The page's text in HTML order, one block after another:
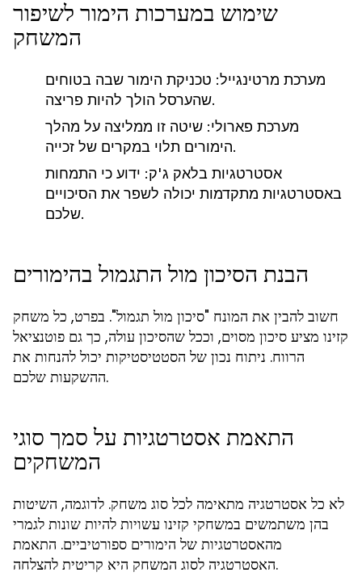
שימוש במערכות הימור לשיפור
המשחק
מערכת מרטינגייל: טכניקת הימור שבה בטוחים
שהערסל הולך להיות פריצה.
מערכת פארולי: שיטה זו ממליצה על מהלך
הימורים תלוי במקרים של זכייה.
אסטרטגיות בלאק ג'ק: ידוע כי התמחות
באסטרטגיות מתקדמות יכולה לשפר את הסיכויים
שלכם.
הבנת הסיכון מול התגמול בהימורים
חשוב להבין את המונח "סיכון מול תגמול". בפרט, כל משחק
קזינו מציע סיכון מסוים, וככל שהסיכון עולה, כך גם פוטנציאל
הרווח. ניתוח נכון של הסטטיסטיקות יכול להנחות את
ההשקעות שלכם.
התאמת אסטרטגיות על סמך סוגי
המשחקים
לא כל אסטרטגיה מתאימה לכל סוג משחק. לדוגמה, השיטות
בהן משתמשים במשחקי קזינו עשויות להיות שונות לגמרי
מהאסטרטגיות של הימורים ספורטיביים. התאמת
האסטרטגיה לסוג המשחק היא קריטית להצלחה.